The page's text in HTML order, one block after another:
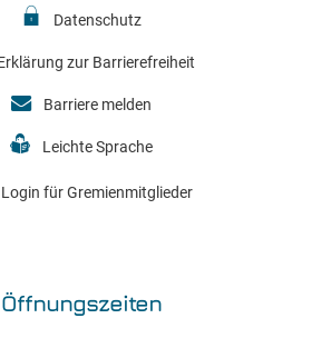
Datenschutz
zur Barrierefreiheit
Barriere melden
Leichte Sprache
Login für Gremienmitglieder
Öffnungszeiten